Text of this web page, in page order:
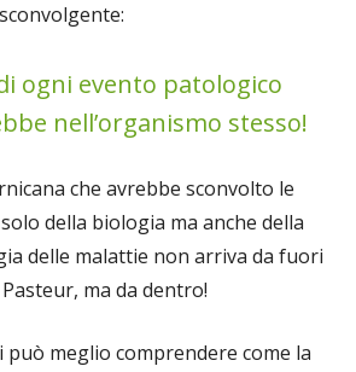
ogni evento patologico
nell’organismo stesso!
che avrebbe sconvolto le
della biologia ma anche della
delle malattie non arriva da fuori
ma da dentro!
meglio comprendere come la